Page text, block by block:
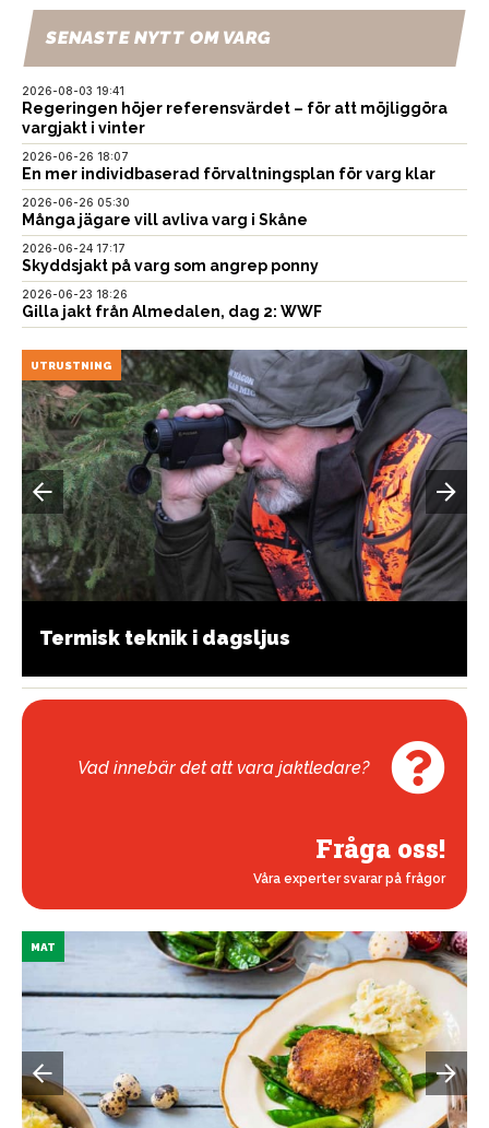
SENASTE NYTT OM VARG
2026-08-03 19:41
Regeringen höjer referensvärdet – för att möjliggöra
vargjakt i vinter
2026-06-26 18:07
En mer individbaserad förvaltningsplan för varg klar
2026-06-26 05:30
Många jägare vill avliva varg i Skåne
2026-06-24 17:17
Skyddsjakt på varg som angrep ponny
2026-06-23 18:26
Gilla jakt från Almedalen, dag 2: WWF
UTRUSTNING
Termisk teknik i dagsljus
Vad innebär det att vara jaktledare?
Fråga oss!
Våra experter svarar på frågor
MAT